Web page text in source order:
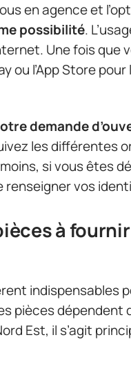
en agence et
possibilité.
Une fois que
ou l’App Store
demande
les différentes
si vous êtes
renseigner vos
à
indispensables
pièces dépendent
Est, il s’agit